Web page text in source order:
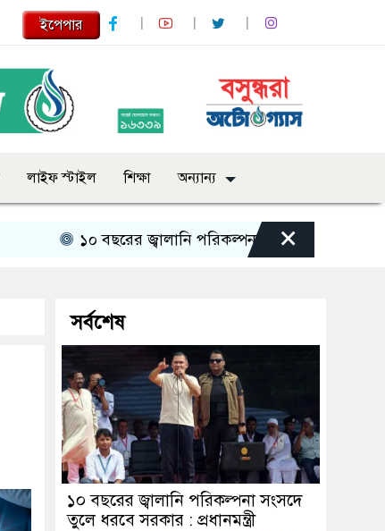
ইপেপার
লাইফ স্টাইল শিক্ষা অন্যান্য
১০ বছরের জ্বালানি পরিকল্পনা সংসদে তুলে ধরবে সরকার :
×
সর্বশেষ
১০ বছরের জ্বালানি পরিকল্পনা সংসদে
তুলে ধরবে সরকার : প্রধানমন্ত্রী